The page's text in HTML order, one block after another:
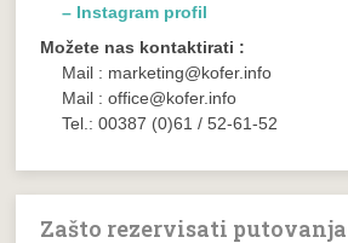
– Instagram profil
Možete nas kontaktirati :
Mail : marketing@kofer.info
Mail : office@kofer.info
Tel.: 00387 (0)61 / 52-61-52
Zašto rezervisati